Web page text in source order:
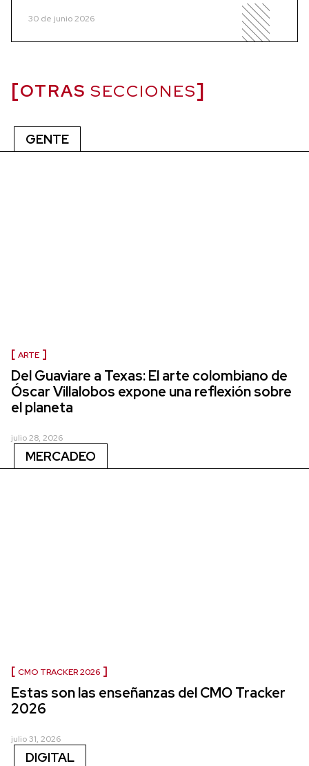
30 de junio 2026
OTRAS SECCIONES
GENTE
ARTE
Del Guaviare a Texas: El arte colombiano de
Óscar Villalobos expone una reflexión sobre
el planeta
julio 28, 2026
MERCADEO
CMO TRACKER 2026
Estas son las enseñanzas del CMO Tracker
2026
julio 31, 2026
DIGITAL